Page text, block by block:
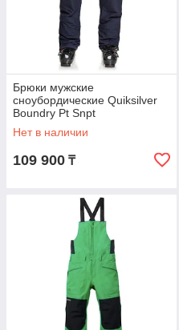
Брюки мужские
сноубордические Quiksilver
Boundry Pt Snpt
Нет в наличии
109 900 ₸